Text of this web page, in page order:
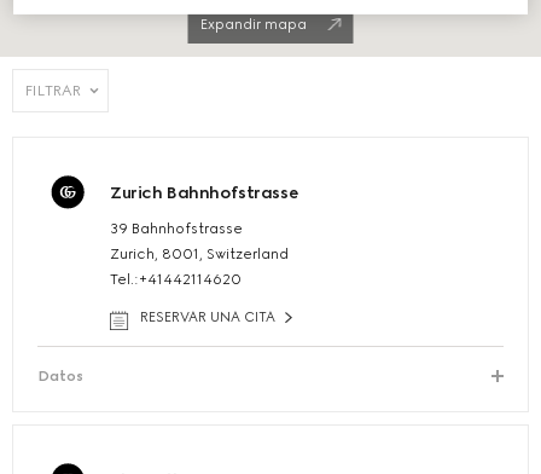
Expandir mapa
FILTRAR
Zurich Bahnhofstrasse
39 Bahnhofstrasse
Zurich, 8001, Switzerland
Tel.:+41442114620
RESERVAR UNA CITA
Datos